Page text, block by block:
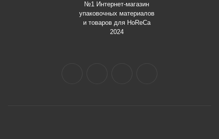
№1 Интернет-магазин
упаковочных материалов
и товаров для HoReCa
2024